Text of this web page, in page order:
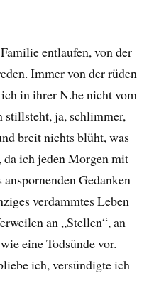
entlaufen, von der
Immer von der rüden
in ihrer N.he nicht vom
stillsteht, ja, schlimmer,
breit nichts blüht, was
da ich jeden Morgen mit
Gedanken
verdammtes Leben
an „Stellen“, an
eine Todsünde vor.
ich, versündigte ich